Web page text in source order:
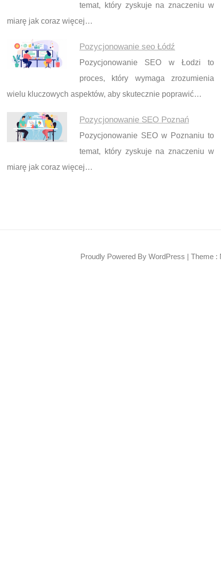
temat, który zyskuje na znaczeniu w
miarę jak coraz więcej…
Pozycjonowanie seo Łódź
Pozycjonowanie SEO w Łodzi to
proces, który wymaga zrozumienia
wielu kluczowych aspektów, aby skutecznie poprawić…
Pozycjonowanie SEO Poznań
Pozycjonowanie SEO w Poznaniu to
temat, który zyskuje na znaczeniu w
miarę jak coraz więcej…
Proudly Powered By WordPress | Theme :